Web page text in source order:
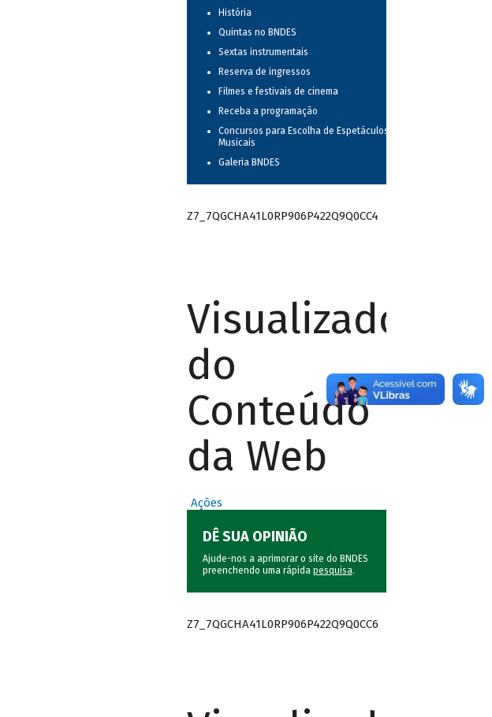
História
Quintas no BNDES
Sextas instrumentais
Reserva de ingressos
Filmes e festivais de cinema
Receba a programação
Concursos para Escolha de Espetáculos
Musicais
Galeria BNDES
Z7_7QGCHA41L0RP906P422Q9Q0CC4
Visualizador
do
Conteúdo
da Web
Ações
DÊ SUA OPINIÃO
Ajude-nos a aprimorar o site do BNDES
preenchendo uma rápida pesquisa.
Z7_7QGCHA41L0RP906P422Q9Q0CC6